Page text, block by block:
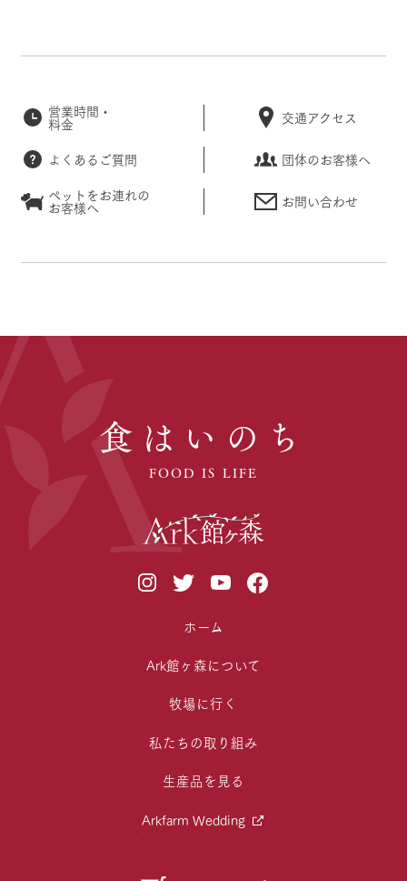
営業時間・
料金 交通アクセス
よくあるご質問
団体のお客様へ
ペットをお連れの
お客様へ お問い合わせ
食はいのち
FOOD IS LIFE
ホーム
Ark館ヶ森について
牧場に行く
私たちの取り組み
生産品を見る
Arkfarm Wedding